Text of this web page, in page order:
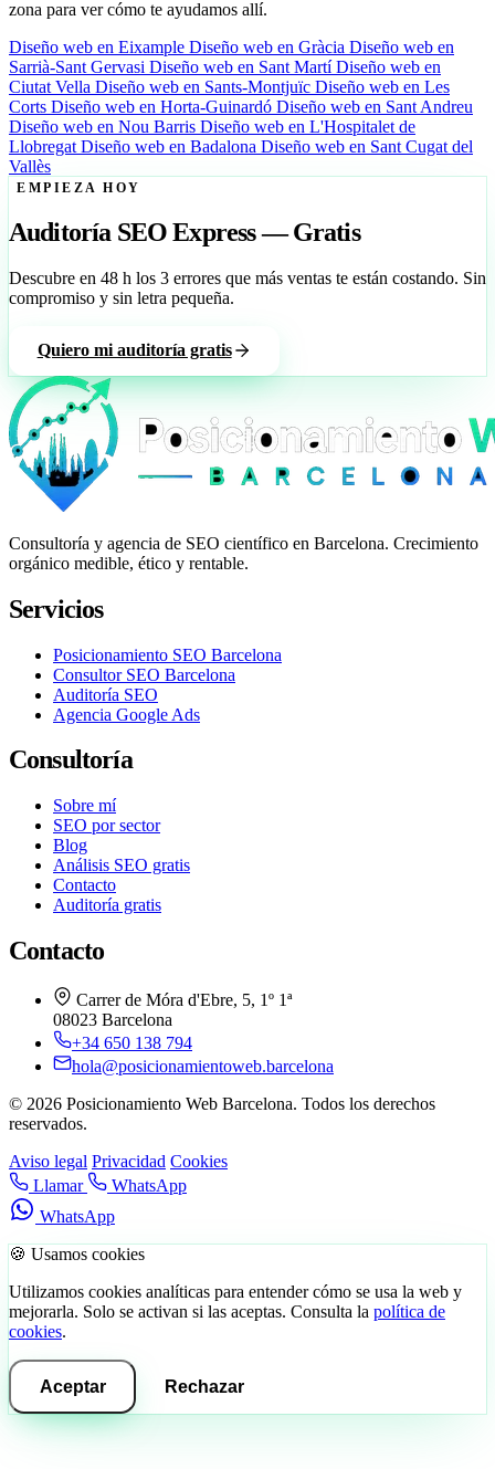
zona para ver cómo te ayudamos allí.
Diseño web en Eixample Diseño web en Gràcia Diseño web en
Sarrià-Sant Gervasi Diseño web en Sant MartíDiseño web en
Ciutat Vella Diseño web en Sants-Montjuïc Diseño web en Les
Corts Diseño web en Horta-Guinardó Diseño web en Sant Andreu
Diseño web en Nou Barris Diseño web en L'Hospitalet de
Llobregat Diseño web en Badalona Diseño web en Sant Cugat del
Vallès
EMPIEZA HOY
Auditoría SEO Express — Gratis
Descubre en 48 h los 3 errores que más ventas te están costando. Sin
compromiso y sin letra pequeña.
Quiero mi auditoría gratis
Consultoría y agencia de SEO científico en Barcelona. Crecimiento
orgánico medible, ético y rentable.
Servicios
Posicionamiento SEO Barcelona
Consultor SEO Barcelona
Auditoría SEO
Agencia Google Ads
Consultoría
Sobre mí
SEO por sector
Blog
Análisis SEO gratis
Contacto
Auditoría gratis
Contacto
Carrer de Móra d'Ebre, 5, 1º 1ª
08023 Barcelona
+34 650 138 794
hola@posicionamientoweb.barcelona
© 2026 Posicionamiento Web Barcelona. Todos los derechos
reservados.
Aviso legal Privacidad Cookies
Llamar
WhatsApp
WhatsApp
🍪 Usamos cookies
Utilizamos cookies analíticas para entender cómo se usa la web y
mejorarla. Solo se activan si las aceptas. Consulta la política de
cookies.
Aceptar Rechazar